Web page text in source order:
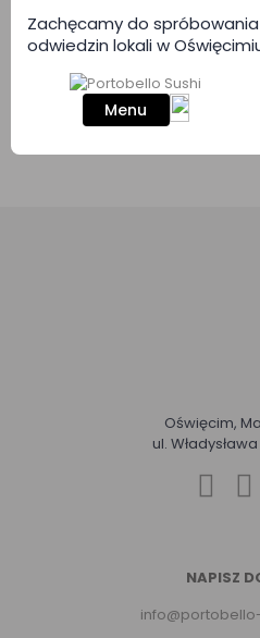
Zachęcamy do
odwiedzin lokali w
Menu
Drodzy goście, niniejszym,
konkurs fotograficzny
Odwiedźcie naszą
swojego ulubionego dania
Oświęcim,
ul.
NAPISZ